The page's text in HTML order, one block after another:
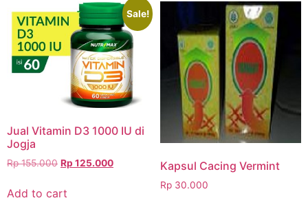
Sale!
Jual Vitamin D3 1000 IU di
Jogja
Rp155.000 Rp 125.000
Add to cart
Kapsul Cacing Vermint
Rp30.000